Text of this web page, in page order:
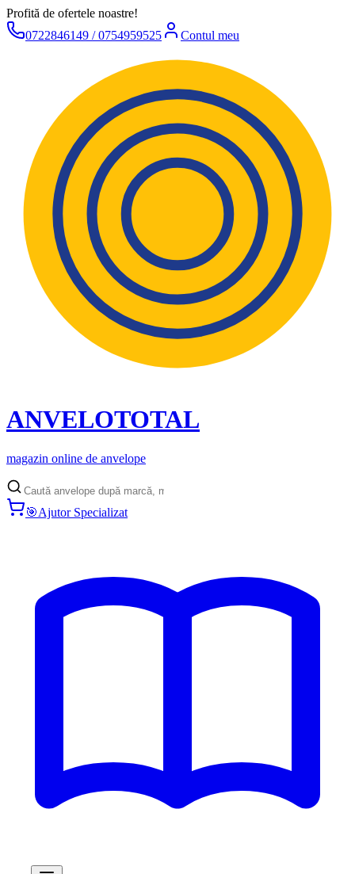
Profită de ofertele noastre!
0722846149 / 0754959525
Contul meu
ANVELOTOTAL
magazin online de anvelope
🎯Ajutor Specializat